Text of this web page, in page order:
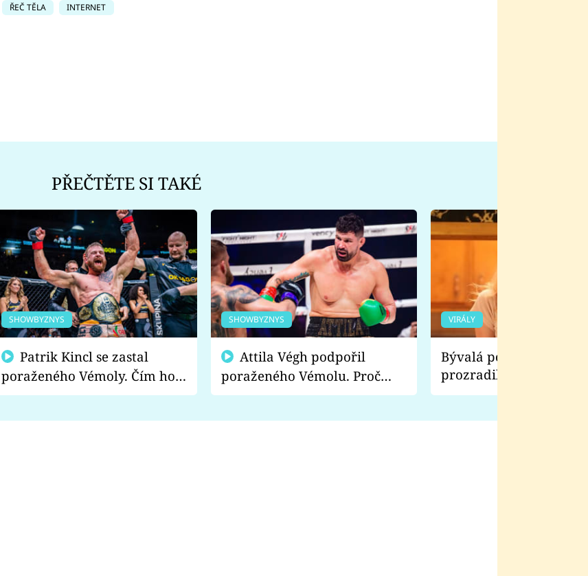
ŘEČ TĚLA INTERNET
PŘEČTĚTE SI TAKÉ
SHOWBYZNYS
poraženého Vémoly. Čím ho
fanoušci naštvali?
SHOWBYZNYS
poraženého Vémolu. Proč
chce raději zápasit s ním než
VIRÁLY
Bývalá pornoherečka
prozradila, co ji
natáčení Euforie.